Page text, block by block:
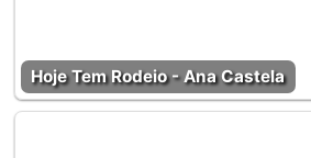
Hoje Tem Rodeio - Ana Castela